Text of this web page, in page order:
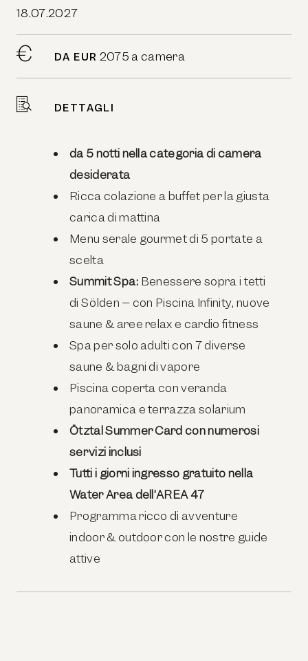
18.07.2027
DA EUR 2075 a camera
DETTAGLI
da 5 notti nella categoria di camera
desiderata
Ricca colazione a buffet per la giusta
carica di mattina
Menu serale gourmet di 5 portate a
scelta
Summit Spa: Benessere sopra i tetti
di Sölden – con Piscina Infinity, nuove
saune & aree relax e cardio fitness
Spa per solo adulti con 7 diverse
saune & bagni di vapore
Piscina coperta con veranda
panoramica e terrazza solarium
Ötztal Summer Card con numerosi
servizi inclusi
Tutti i giorni ingresso gratuito nella
Water Area dell’AREA47
Programma ricco di avventure
indoor & outdoor con le nostre guide
attive